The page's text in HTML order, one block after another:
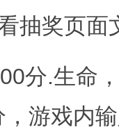
抽奖页面
分.生命
游戏内